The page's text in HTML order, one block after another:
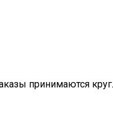
принимаются